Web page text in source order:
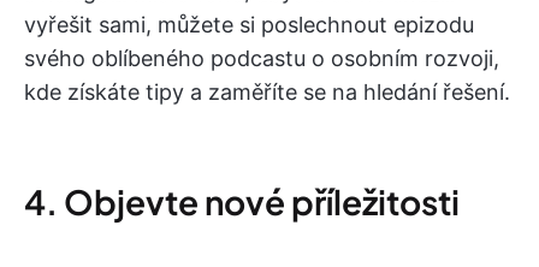
vyřešit sami, můžete si poslechnout epizodu
svého oblíbeného podcastu o osobním rozvoji,
kde získáte tipy a zaměříte se na hledání řešení.
4. Objevte nové příležitosti